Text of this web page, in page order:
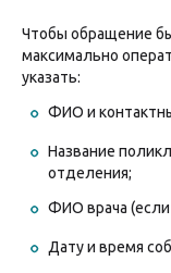
Чтобы обращение
максимально
указать:
ФИО и
Название
отделения;
ФИО врача (если
Дату и время